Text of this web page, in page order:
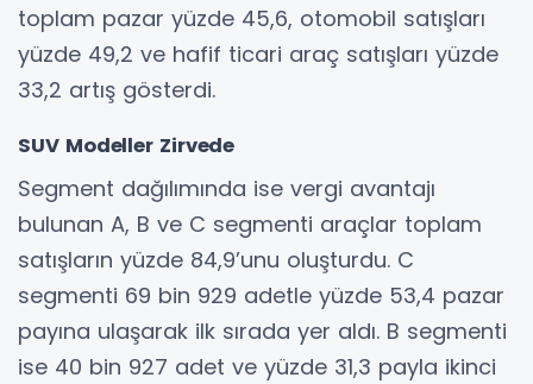
toplam pazar yüzde 45,6, otomobil satışları
yüzde 49,2 ve hafif ticari araç satışları yüzde
33,2 artış gösterdi.
SUV Modeller Zirvede
Segment dağılımında ise vergi avantajı
bulunan A, B ve C segmenti araçlar toplam
satışların yüzde 84,9’unu oluşturdu. C
segmenti 69 bin 929 adetle yüzde 53,4 pazar
payına ulaşarak ilk sırada yer aldı. B segmenti
ise 40 bin 927 adet ve yüzde 31,3 payla ikinci